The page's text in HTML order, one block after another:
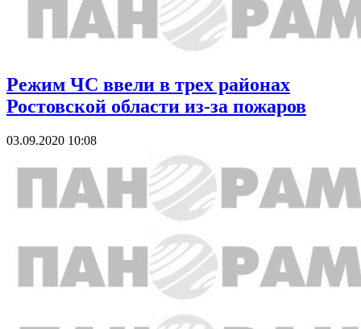
Режим ЧС ввели в трех районах
Ростовской области из-за пожаров
03.09.2020 10:08